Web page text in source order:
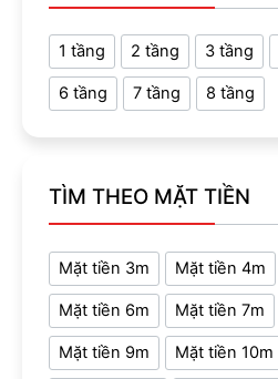
1 tầng 2 tầng 3 tầng
6 tầng 7 tầng 8 tầng
TÌM THEO MẶT TIỀN
Mặt tiền 3m Mặt tiền 4m
Mặt tiền 6m Mặt tiền 7m
Mặt tiền 9m Mặt tiền 10m